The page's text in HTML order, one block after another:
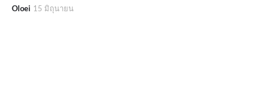
Oloei 15 มิถุนายน